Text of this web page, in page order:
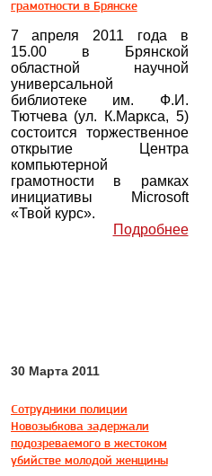
грамотности в Брянске
7 апреля 2011 года в
15.00 в Брянской
областной научной
универсальной
библиотеке им. Ф.И.
Тютчева (ул. К.Маркса, 5)
состоится торжественное
открытие Центра
компьютерной
грамотности в рамках
инициативы Microsoft
«Твой курс».
Подробнее
30 Марта 2011
Сотрудники полиции
Новозыбкова задержали
подозреваемого в жестоком
убийстве молодой женщины